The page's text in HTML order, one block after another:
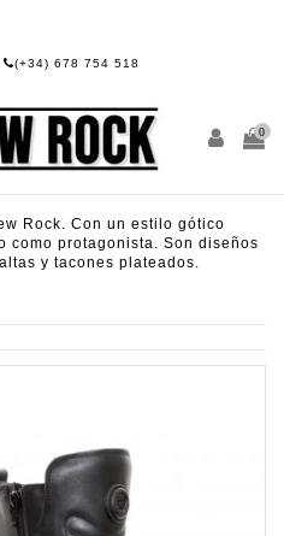
(+34) 678 754 518
0
Rock. Con un estilo gótico
como protagonista. Son diseños
y tacones plateados.